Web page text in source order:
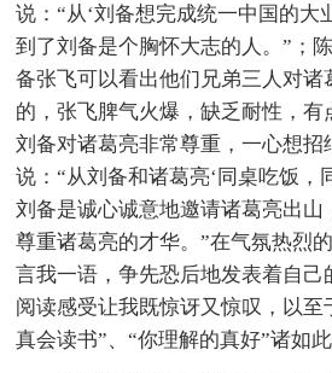
说：“从‘刘备想完成统一中国的大
到了刘备是个胸怀大志的人。”；
备张飞可以看出他们兄弟三人对诸
的，张飞脾气火爆，缺乏耐性，有
刘备对诸葛亮非常尊重，一心想招
说：“从刘备和诸葛亮‘同桌吃饭，
刘备是诚心诚意地邀请诸葛亮出山
尊重诸葛亮的才华。”在气氛热烈
言我一语，争先恐后地发表着自己
阅读感受让我既惊讶又惊叹，以至
真会读书”、“你理解的真好”诸如此